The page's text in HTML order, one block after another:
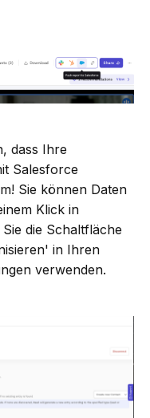
dass Ihre
Salesforce
Sie können Daten
Klick in
die Schaltfläche
in Ihren
verwenden.